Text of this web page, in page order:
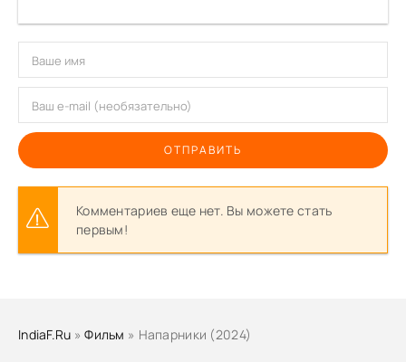
ОТПРАВИТЬ
Комментариев еще нет. Вы можете стать
первым!
IndiaF.Ru »Фильм » Напарники (2024)